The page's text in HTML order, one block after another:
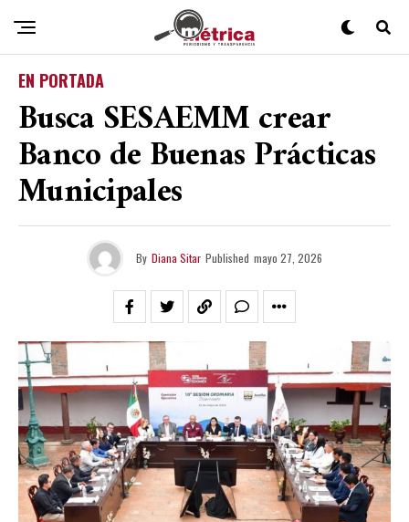
EN PORTADA
Busca SESAEMM crear
Banco de Buenas Prácticas
Municipales
By Diana Sitar Published mayo 27, 2026